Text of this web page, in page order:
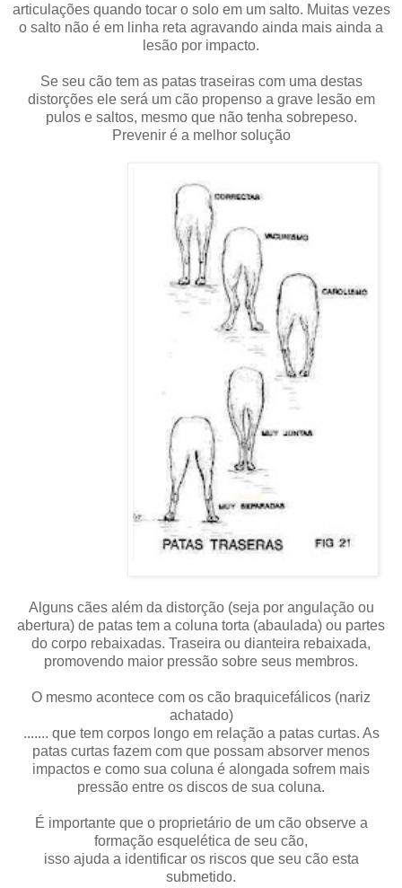
articulações quando tocar o solo em um salto. Muitas vezes
o salto não é em linha reta agravando ainda mais ainda a
lesão por impacto.
Se seu cão tem as patas traseiras com uma destas
distorções ele será um cão propenso a grave lesão em
pulos e saltos, mesmo que não tenha sobrepeso.
Prevenir é a melhor solução
Alguns cães além da distorção (seja por angulação ou
abertura) de patas tem a coluna torta (abaulada) ou partes
do corpo rebaixadas. Traseira ou dianteira rebaixada,
promovendo maior pressão sobre seus membros.
O mesmo acontece com os cão braquicefálicos (nariz
achatado)
....... que tem corpos longo em relação a patas curtas. As
patas curtas fazem com que possam absorver menos
impactos e como sua coluna é alongada sofrem mais
pressão entre os discos de sua coluna.
É importante que o proprietário de um cão observe a
formação esquelética de seu cão,
isso ajuda a identificar os riscos que seu cão esta
submetido.